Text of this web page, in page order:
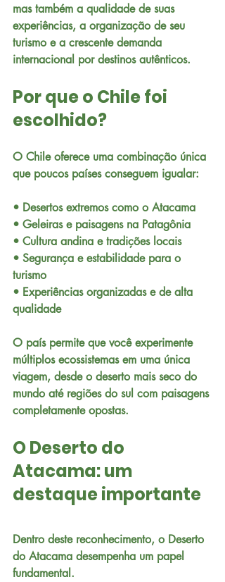
mas também a qualidade de suas
experiências, a organização de seu
turismo e a crescente demanda
internacional por destinos autênticos.
Por que o Chile foi
escolhido?
O Chile oferece uma combinação única
que poucos países conseguem igualar:
• Desertos extremos como o Atacama
• Geleiras e paisagens na Patagônia
• Cultura andina e tradições locais
• Segurança e estabilidade para o
turismo
• Experiências organizadas e de alta
qualidade
O país permite que você experimente
múltiplos ecossistemas em uma única
viagem, desde o deserto mais seco do
mundo até regiões do sul com paisagens
completamente opostas.
O Deserto do
Atacama: um
destaque importante
Dentro deste reconhecimento, o Deserto
do Atacama desempenha um papel
fundamental.